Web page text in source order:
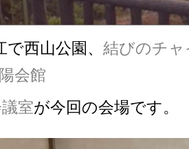
西山公園、 結びのチャ
会館
室が今回の会場です。